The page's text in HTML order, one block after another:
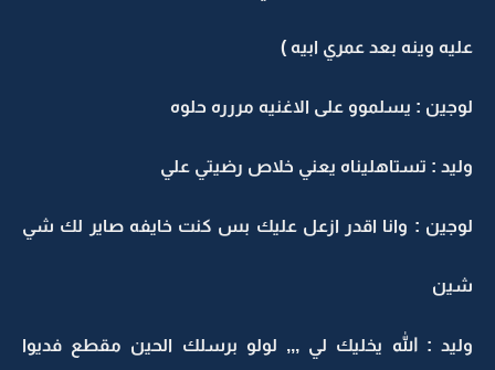
عليه وينه بعد عمري ابيه )
لوجين : يسلموو على الاغنيه مررره حلوه
وليد : تستاهليناه يعني خلاص رضيتي علي
لوجين : وانا اقدر ازعل عليك بس كنت خايفه صاير لك شي
شين
وليد : الله يخليك لي ,,, لولو برسلك الحين مقطع فديوا